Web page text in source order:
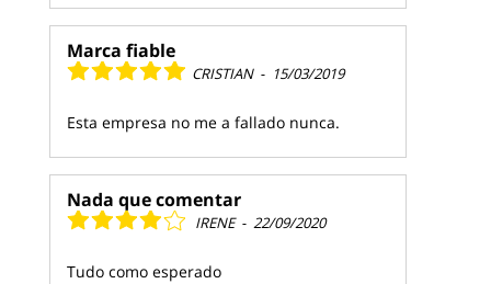
Marca fiable
CRISTIAN - 15/03/2019
Esta empresa no me a fallado nunca.
Nada que comentar
IRENE - 22/09/2020
Tudo como esperado